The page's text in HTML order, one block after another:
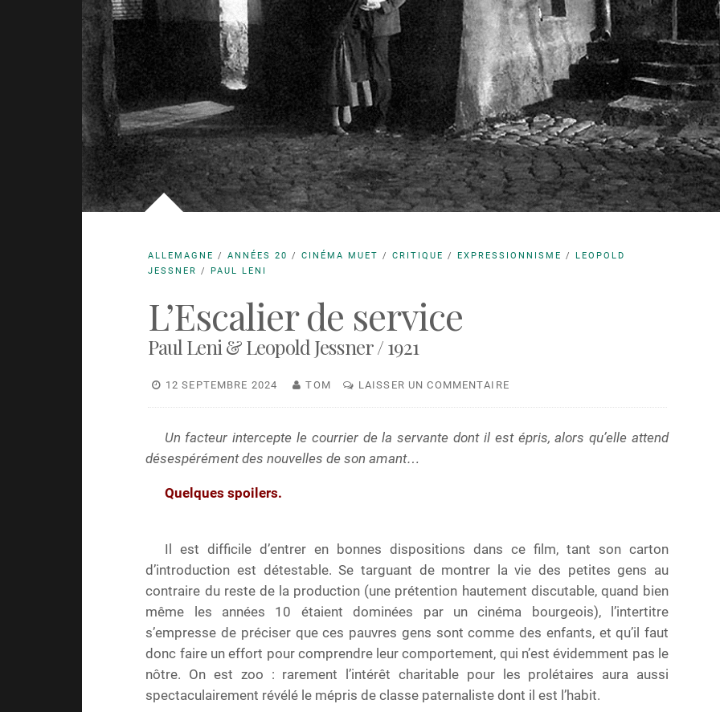
ALLEMAGNE / ANNÉES 20 / CINÉMA MUET / CRITIQUE / EXPRESSIONNISME / LEOPOLD
JESSNER / PAUL LENI
L’Escalier de service
Paul Leni & Leopold Jessner / 1921
12 SEPTEMBRE 2024 TOM LAISSER UN COMMENTAIRE
Un facteur intercepte le courrier de la servante dont il est épris, alors qu’elle attend
désespérément des nouvelles de son amant…
Quelques spoilers.
Il est difficile d’entrer en bonnes dispositions dans ce film, tant son carton
d’introduction est détestable. Se targuant de montrer la vie des petites gens au
contraire du reste de la production (une prétention hautement discutable, quand bien
même les années 10 étaient dominées par un cinéma bourgeois), l’intertitre
s’empresse de préciser que ces pauvres gens sont comme des enfants, et qu’il faut
donc faire un effort pour comprendre leur comportement, qui n’est évidemment pas le
nôtre. On est zoo : rarement l’intérêt charitable pour les prolétaires aura aussi
spectaculairement révélé le mépris de classe paternaliste dont il est l’habit.